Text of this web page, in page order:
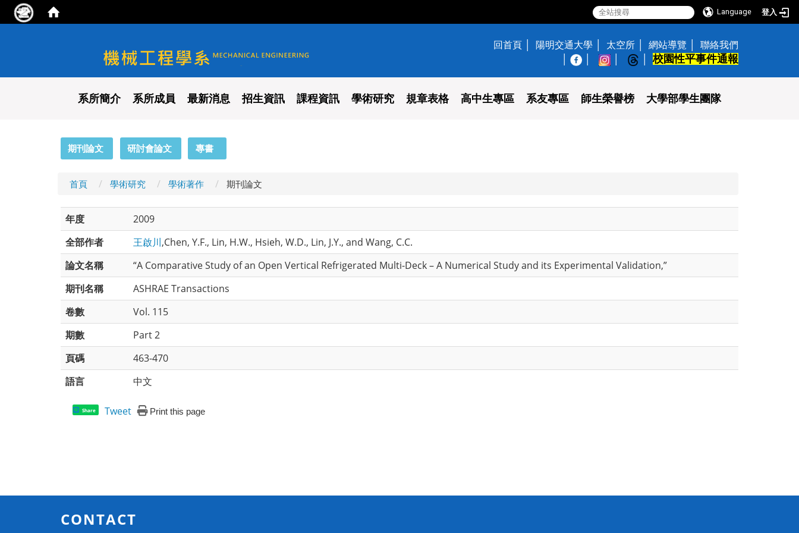
Language 登入
國立陽明交通大學 機械工程學系
回首頁 陽明交通大學 太空所 網站導覽
聯絡我們
校園性平事件通報
系所簡介 系所成員 最新消息 招生資訊 課程資訊 學術研究 規章表格 高中生專區 系友專區 師生榮譽榜 大學部學生團隊
期刊論文 研討會論文 專書
首頁 學術研究 學術著作 期刊論文
年度
2009
全部作者
王啟川,Chen, Y.F., Lin, H.W., Hsieh, W.D., Lin, J.Y., and Wang, C.C.
論文名稱
“A Comparative Study of an Open Vertical Refrigerated Multi-Deck – A Numerical Study and its Experimental Validation,”
期刊名稱
ASHRAE Transactions
卷數
Vol. 115
期數
Part 2
頁碼
463-470
語言
中文
Share Tweet Print this page
CONTACT